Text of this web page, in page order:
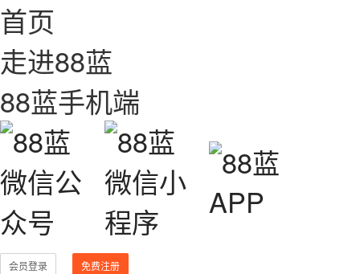
首页
走进88蓝
88蓝手机端
会员登录 免费注册